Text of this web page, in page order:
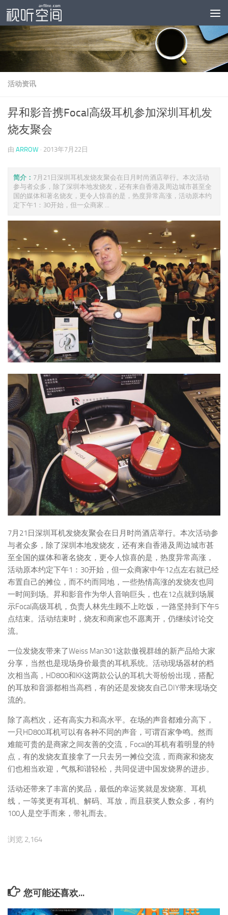
跳至内容
活动资讯
昇和影音携Focal高级耳机参加深圳耳机发
烧友聚会
由 ARROW · 2013年7月22日
简介： 7月21日深圳耳机发烧友聚会在日月时尚酒店举行。本次活动
参与者众多，除了深圳本地发烧友，还有来自香港及周边城市甚至全
国的媒体和著名烧友，更令人惊喜的是，热度异常高涨，活动原本约
定下午1：30开始，但一众商家 ...
7月21日深圳耳机发烧友聚会在日月时尚酒店举行。本次活动参
与者众多，除了深圳本地发烧友，还有来自香港及周边城市甚
至全国的媒体和著名烧友，更令人惊喜的是，热度异常高涨，
活动原本约定下午1：30开始，但一众商家中午12点左右就已经
布置自己的摊位，而不约而同地，一些热情高涨的发烧友也同
一时间到场。昇和影音作为华人音响巨头，也在12点就到场展
示Focal高级耳机，负责人林先生顾不上吃饭，一路坚持到下午5
点结束。活动结束时，烧友和商家也不愿离开，仍继续讨论交
流。
一位发烧友带来了Weiss Man301这款傲视群雄的新产品给大家
分享，当然也是现场身价最贵的耳机系统。活动现场器材的档
次相当高，HD800和KK这两款公认的耳机大哥纷纷出现，搭配
的耳放和音源都相当高档，有的还是发烧友自己DIY带来现场交
流的。
除了高档次，还有高实力和高水平。在场的声音都难分高下，
一只HD800耳机可以有各种不同的声音，可谓百家争鸣。然而
难能可贵的是商家之间友善的交流，Focal的耳机有着明显的特
点，有的发烧友直接拿了一只去另一摊位交流，而商家和烧友
们也相当欢迎，气氛和谐轻松，共同促进中国发烧界的进步。
活动还带来了丰富的奖品，最低的幸运奖就是发烧塞、耳机
线，一等奖更有耳机、解码、耳放，而且获奖人数众多，有约
100人是空手而来，带礼而去。
浏览 2,164
您可能还喜欢...